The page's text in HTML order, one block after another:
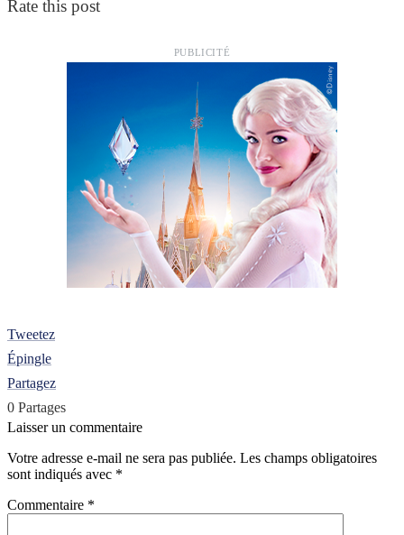
Rate this post
PUBLICITÉ
Tweetez
Épingle
Partagez
0 Partages
Laisser un commentaire
Votre adresse e-mail ne sera pas publiée. Les champs obligatoires
sont indiqués avec *
Commentaire *